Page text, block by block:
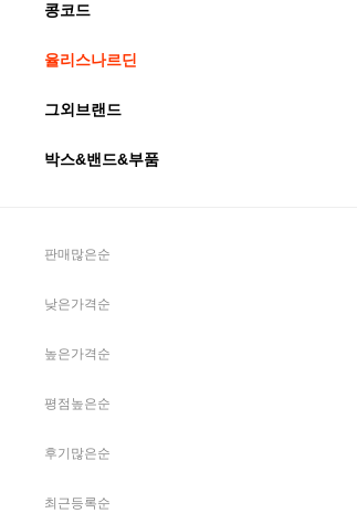
콩코드
율리스나르딘
그외브랜드
박스&밴드&부품
판매많은순
낮은가격순
높은가격순
평점높은순
후기많은순
최근등록순